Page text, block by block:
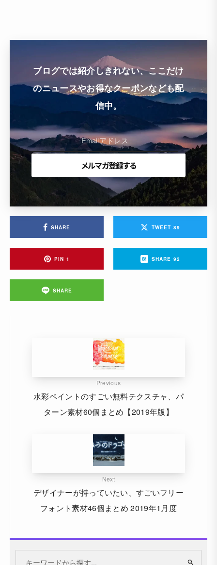
ブログでは紹介しきれない、ここだけ
のニュースやお得なクーポンなども配
信中。
SHARE TWEET 89
PIN 1 SHARE 92
SHARE
Previous
水彩ペイントのすごい無料テクスチャ、パ
ターン素材60個まとめ【2019年版】
Next
デザイナーが持っていたい、すごいフリー
フォント素材46個まとめ 2019年1月度